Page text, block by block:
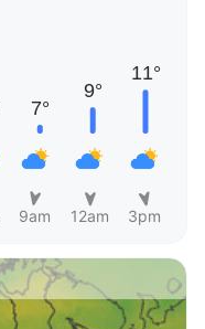
9am 12am 3pm